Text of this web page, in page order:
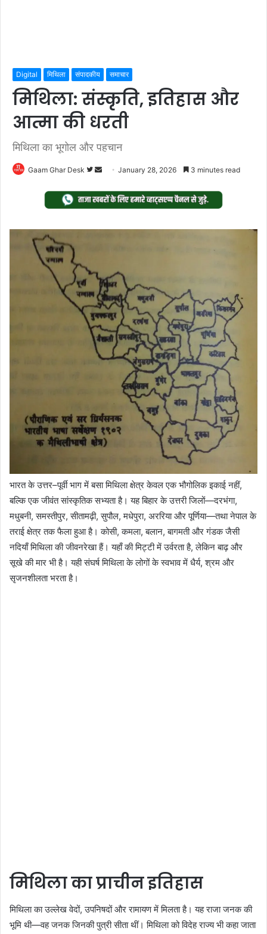
Digital मिथिला संपादकीय समाचार
मिथिला: संस्कृति, इतिहास और
आत्मा की धरती
मिथिला का भूगोल और पहचान
Gaam Ghar Desk
Follow
Twitter
Send
email
January 28, 2026 3 minutes read
भारत के उत्तर–पूर्वी भाग में बसा मिथिला क्षेत्र केवल एक भौगोलिक इकाई नहीं,
बल्कि एक जीवंत सांस्कृतिक सभ्यता है। यह बिहार के उत्तरी जिलों—दरभंगा,
मधुबनी, समस्तीपुर, सीतामढ़ी, सुपौल, मधेपुरा, अररिया और पूर्णिया—तथा नेपाल के
तराई क्षेत्र तक फैला हुआ है। कोसी, कमला, बलान, बागमती और गंडक जैसी
नदियाँ मिथिला की जीवनरेखा हैं। यहाँ की मिट्टी में उर्वरता है, लेकिन बाढ़ और
सूखे की मार भी है। यही संघर्ष मिथिला के लोगों के स्वभाव में धैर्य, श्रम और
सृजनशीलता भरता है।
मिथिला का प्राचीन इतिहास
मिथिला का उल्लेख वेदों, उपनिषदों और रामायण में मिलता है। यह राजा जनक की
भूमि थी—वह जनक जिनकी पुत्री सीता थीं। मिथिला को विदेह राज्य भी कहा जाता